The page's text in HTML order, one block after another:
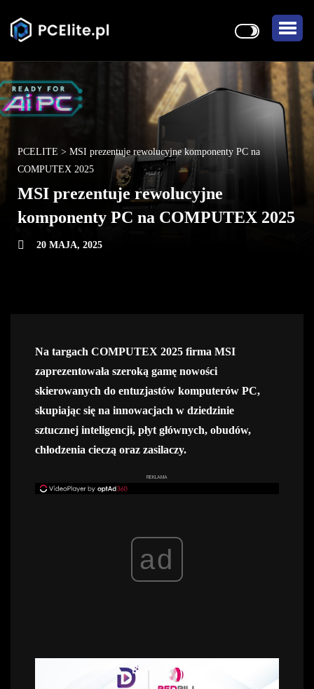
PCELITE > MSI prezentuje rewolucyjne komponenty PC na
COMPUTEX 2025
MSI prezentuje rewolucyjne
komponenty PC na COMPUTEX 2025
20 MAJA, 2025
Na targach COMPUTEX 2025 firma MSI
zaprezentowała szeroką gamę nowości
skierowanych do entuzjastów komputerów PC,
skupiając się na innowacjach w dziedzinie
sztucznej inteligencji, płyt głównych, obudów,
chłodzenia cieczą oraz zasilaczy.
REKLAMA
ad